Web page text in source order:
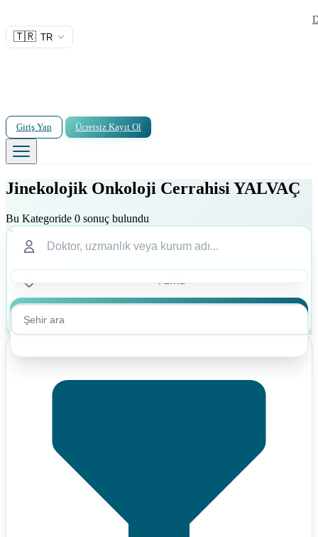
🇹🇷 TR
Giriş Yap Ücretsiz Kayıt Ol
Jinekolojik Onkoloji Cerrahisi YALVAÇ
Bu Kategoride 0 sonuç bulundu